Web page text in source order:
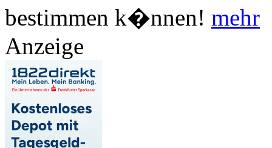
bestimmen k�nnen! mehr
Anzeige